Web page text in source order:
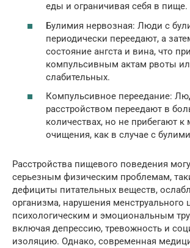
еды и ограничивая себя в пище.
Булимия нервозная: Люди с
периодически переедают, а
состояние ангста и вина, что
компульсивным актам рвоты
слабительных.
Компульсивное переедание:
расстройством переедают в
количествах, но не прибегают к
очищения, как в случае с
Расстройства пищевого поведения
серьезным физическим проблемам,
дефициты питательных веществ,
организма, нарушения менструального
психологическим и эмоциональным
включая депрессию, тревожность и
изоляцию. Однако, современная